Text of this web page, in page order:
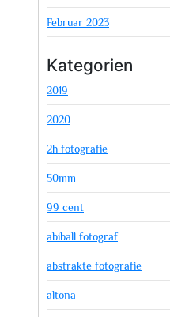
Februar 2023
Kategorien
2019
2020
2h fotografie
50mm
99 cent
abiball fotograf
abstrakte fotografie
altona